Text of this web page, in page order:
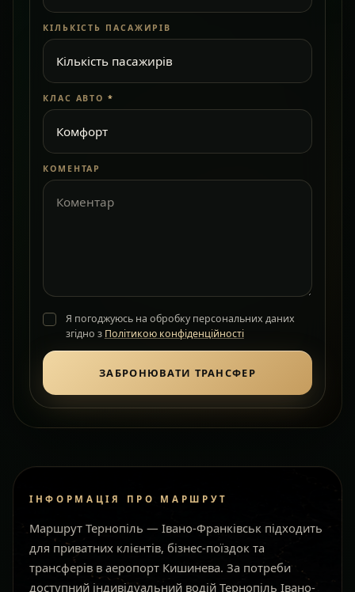
КІЛЬКІСТЬ ПАСАЖИРІВ
КЛАС АВТО *
КОМЕНТАР
Я погоджуюсь на обробку персональних даних
згідно з Політикою конфіденційності
ЗАБРОНЮВАТИ ТРАНСФЕР
ІНФОРМАЦІЯ ПРО МАРШРУТ
Маршрут Тернопіль — Івано-Франківськ підходить
для приватних клієнтів, бізнес-поїздок та
трансферів в аеропорт Кишинева. За потреби
доступний індивідуальний водій Тернопіль Івано-